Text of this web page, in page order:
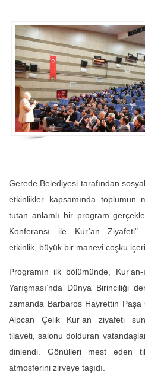
Gerede Belediyesi tarafından
etkinlikler kapsamında toplumun
tutan anlamlı bir program
Konferansı ile Kur’an Ziyafeti"
etkinlik, büyük bir manevi coşku
Programın ilk bölümünde,
Yarışması’nda Dünya Birinciliği
zamanda Barbaros Hayrettin
Alpcan Çelik Kur’an ziyafeti
tilaveti, salonu dolduran
dinlendi. Gönülleri mest eden
atmosferini zirveye taşıdı.